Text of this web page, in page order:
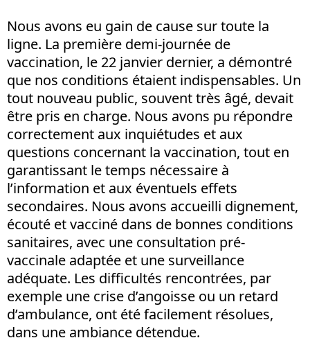
Nous avons eu gain de cause sur toute la
ligne. La première demi-journée de
vaccination, le 22 janvier dernier, a démontré
que nos conditions étaient indispensables. Un
tout nouveau public, souvent très âgé, devait
être pris en charge. Nous avons pu répondre
correctement aux inquiétudes et aux
questions concernant la vaccination, tout en
garantissant le temps nécessaire à
l’information et aux éventuels effets
secondaires. Nous avons accueilli dignement,
écouté et vacciné dans de bonnes conditions
sanitaires, avec une consultation pré-
vaccinale adaptée et une surveillance
adéquate. Les difficultés rencontrées, par
exemple une crise d’angoisse ou un retard
d’ambulance, ont été facilement résolues,
dans une ambiance détendue.